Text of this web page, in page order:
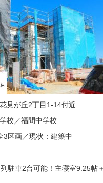
見が丘2丁目1-14付近
校／福間中学校
3区画／現状：建築中
列駐車2台可能！主寝室9.25